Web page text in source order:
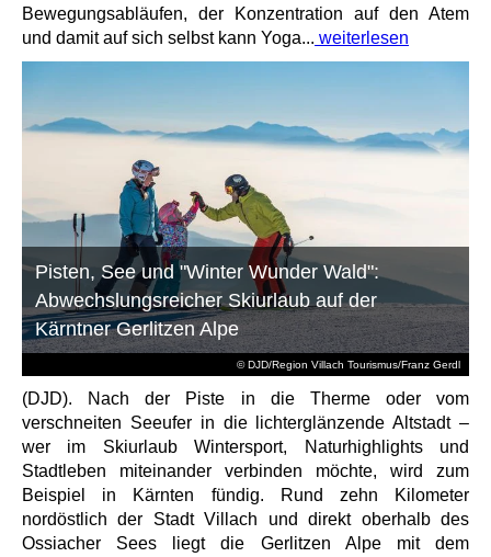
Bewegungsabläufen, der Konzentration auf den Atem
und damit auf sich selbst kann Yoga... weiterlesen
© DJD/Region Villach Tourismus/Franz Gerdl
Pisten, See und "Winter Wunder Wald":
Abwechslungsreicher Skiurlaub auf der
Kärntner Gerlitzen Alpe
(DJD). Nach der Piste in die Therme oder vom
verschneiten Seeufer in die lichterglänzende Altstadt –
wer im Skiurlaub Wintersport, Naturhighlights und
Stadtleben miteinander verbinden möchte, wird zum
Beispiel in Kärnten fündig. Rund zehn Kilometer
nordöstlich der Stadt Villach und direkt oberhalb des
Ossiacher Sees liegt die Gerlitzen Alpe mit dem